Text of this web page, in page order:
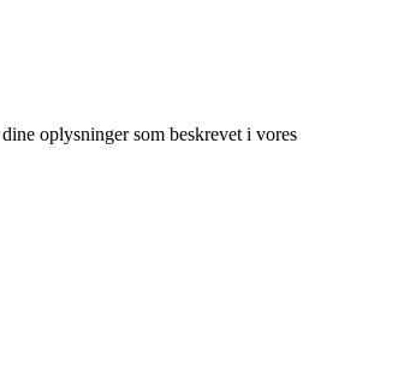
oplysninger som beskrevet i vores